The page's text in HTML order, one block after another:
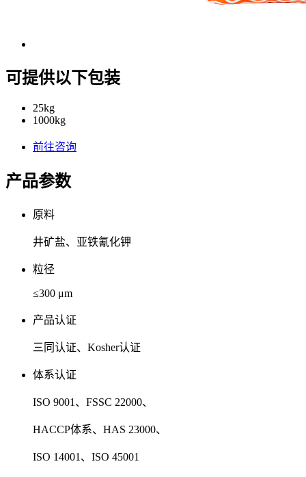
可提供以下包装
25kg
1000kg
前往咨询
产品参数
原料
井矿盐、亚铁氰化钾
粒径
≤300 μm
产品认证
三同认证、Kosher认证
体系认证
ISO 9001、FSSC 22000、
HACCP体系、HAS 23000、
ISO 14001、ISO 45001